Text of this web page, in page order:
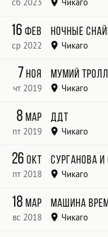
сб 2023 Чикаго
THE RIVIERA THEATER
16фев
ср 2022
Ночные
Чикаго
Park West
7ноя
чт 2019
Мумий
Чикаго
House of Blues
8мар
пт 2019
ДДТ
Чикаго
26окт
пт 2018
Сурганова и
Чикаго
18мар
вс 2018
Машина
Чикаго